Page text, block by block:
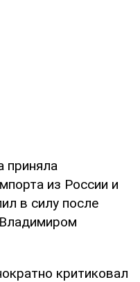
приняла
из России и
в силу после
критиковал